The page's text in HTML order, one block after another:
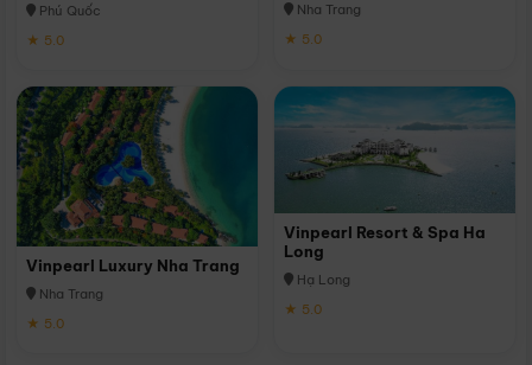
Phú Quốc
★ 5.0
Nha Trang
★ 5.0
Vinpearl Luxury Nha Trang
Nha Trang
★ 5.0
Vinpearl Resort & Spa Ha
Long
Hạ Long
★ 5.0